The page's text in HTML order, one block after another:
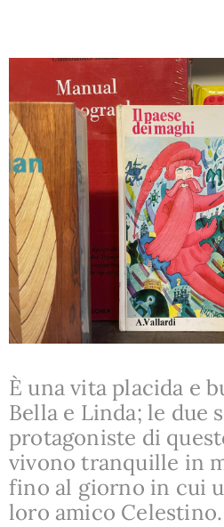
È una vita placida e
Bella e Linda; le due
protagoniste di
vivono tranquille in
fino al giorno in cui
loro amico Celestino.